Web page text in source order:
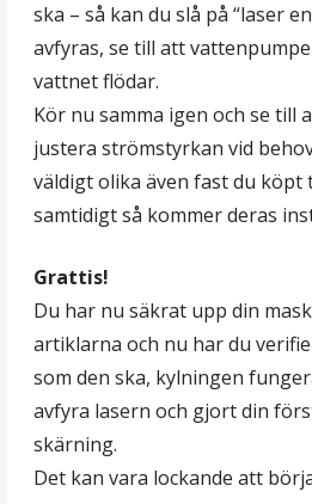
ska – så kan du slå på “laser
avfyras, se till att
vattnet flödar.
Kör nu samma igen och se till
justera strömstyrkan vid
väldigt olika även fast du köpt
samtidigt så kommer deras
Grattis!
Du har nu säkrat upp din
artiklarna och nu har du
som den ska, kylningen
avfyra lasern och gjort din
skärning.
Det kan vara lockande att